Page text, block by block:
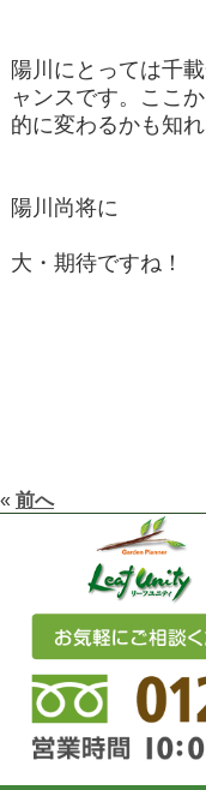
陽川にとっては千
ャンスです。ここ
的に変わるかも知れ
陽川尚将に
大・期待ですね！
« 前へ